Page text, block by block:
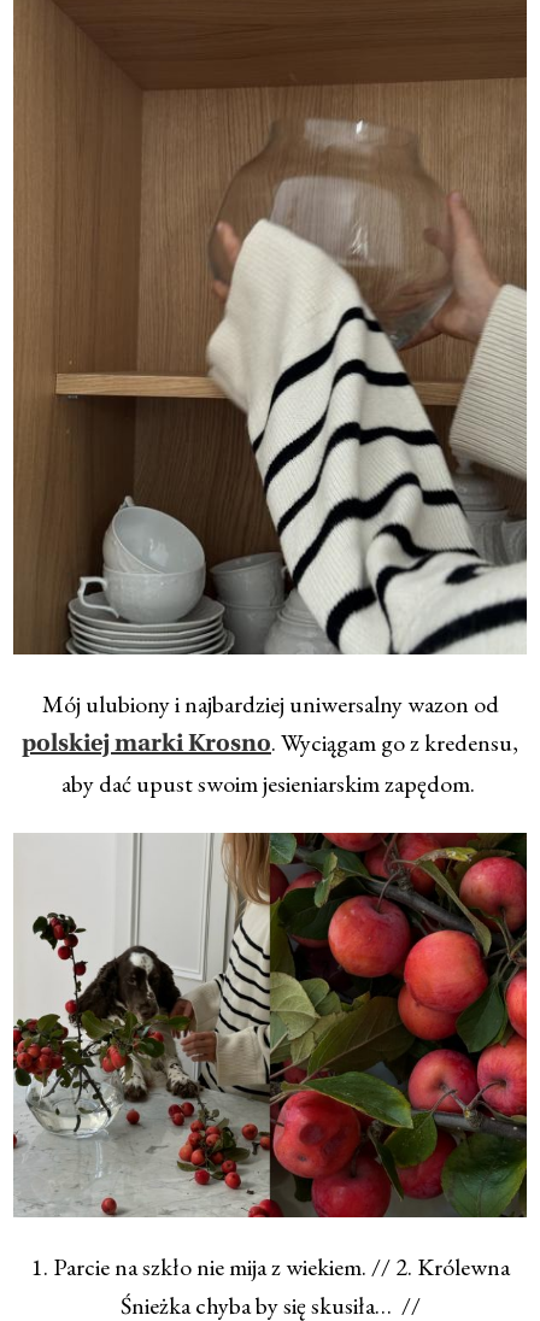
Mój ulubiony i najbardziej uniwersalny wazon od
polskiej marki Krosno. Wyciągam go z kredensu,
aby dać upust swoim jesieniarskim zapędom.
1. Parcie na szkło nie mija z wiekiem. // 2. Królewna
Śnieżka chyba by się skusiła… //